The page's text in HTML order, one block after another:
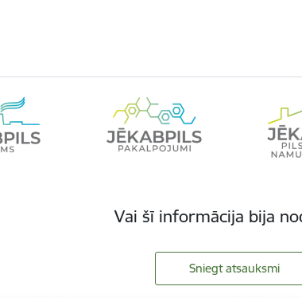
Vai šī informācija bija
Sniegt atsauksmi